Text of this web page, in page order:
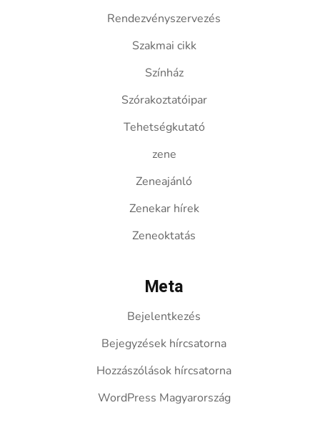
Rendezvényszervezés
Szakmai cikk
Színház
Szórakoztatóipar
Tehetségkutató
zene
Zeneajánló
Zenekar hírek
Zeneoktatás
Meta
Bejelentkezés
Bejegyzések hírcsatorna
Hozzászólások hírcsatorna
WordPress Magyarország